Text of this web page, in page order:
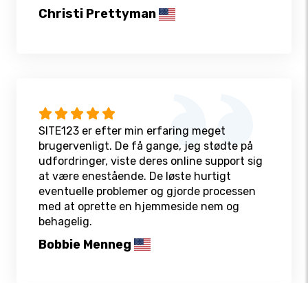
Christi Prettyman
SITE123 er efter min erfaring meget
brugervenligt. De få gange, jeg stødte på
udfordringer, viste deres online support sig
at være enestående. De løste hurtigt
eventuelle problemer og gjorde processen
med at oprette en hjemmeside nem og
behagelig.
Bobbie Menneg